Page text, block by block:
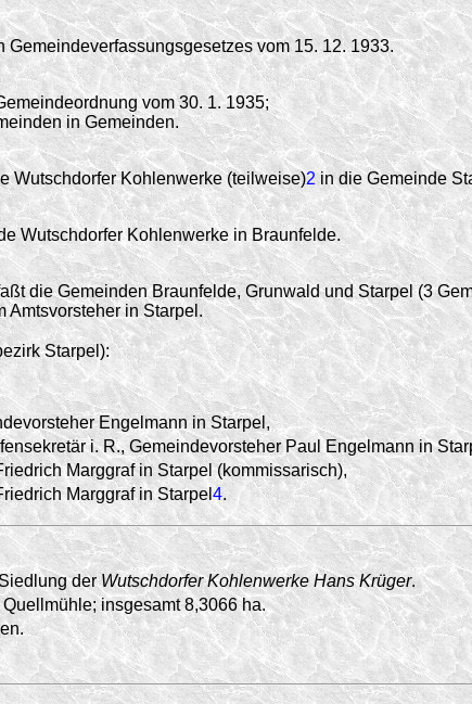
vom 15. 12. 1933.
vom 30. 1. 1935;
in Gemeinden.
Wutschdorfer Kohlenwerke (teilweise)2in die Gemeinde
Wutschdorfer Kohlenwerke in Braunfelde.
die Gemeinden Braunfelde, Grunwald und Starpel (3
Amtsvorsteher in Starpel.
Starpel):
Engelmann in Starpel,
i. R., Gemeindevorsteher Paul Engelmann in
Marggraf in Starpel (kommissarisch),
Marggraf in Starpel4.
derWutschdorfer Kohlenwerke Hans Krüger.
insgesamt 8,3066 ha.